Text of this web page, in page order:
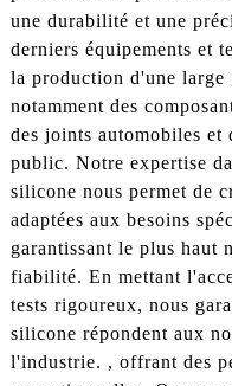
une durabilité et une
derniers équipements et
la production d'une large
notamment des
des joints automobiles et
public. Notre expertise
silicone nous permet de
adaptées aux besoins
garantissant le plus haut
fiabilité. En mettant
tests rigoureux, nous
silicone répondent aux
l'industrie. , offrant des